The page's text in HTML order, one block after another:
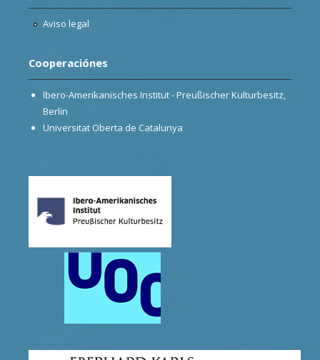
Aviso legal
Cooperaciónes
Ibero-Amerikanisches Institut - Preußischer Kulturbesitz,
Berlin
Universitat Oberta de Catalunya